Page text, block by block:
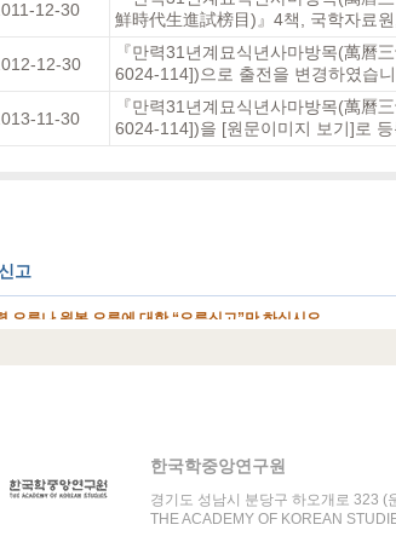
12-30
鮮時代生進試榜目)』4책, 국학자료
12-30
『만력31년계묘식년사마방목(萬曆
6024-114])으로 출전을 변경하였습니
11-30
『만력31년계묘식년사마방목(萬曆
6024-114])을 [원문이미지 보기]로 등
한국학중앙연구원
경기도 성남시 분당구 하오개로 323
THE ACADEMY OF KOREAN